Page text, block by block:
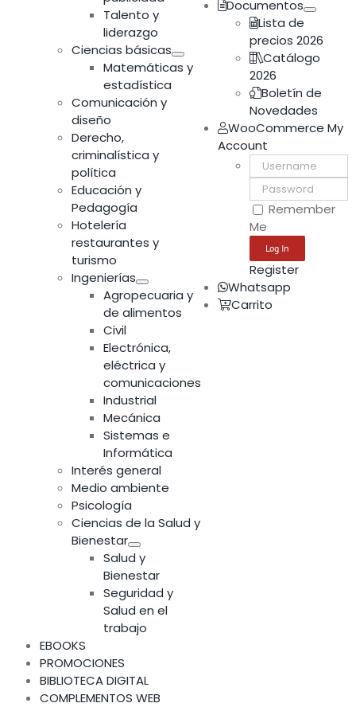
Talento y
liderazgo
Ciencias básicas
Matemáticas y
estadística
Comunicación y
diseño
Derecho,
criminalística y
política
Educación y
Pedagogía
Hotelería
restaurantes y
turismo
Ingenierías
Agropecuaria y
de alimentos
Civil
Electrónica,
eléctrica y
comunicaciones
Industrial
Mecánica
Sistemas e
Informática
Interés general
Medio ambiente
Psicología
Ciencias de la Salud y
Bienestar
Salud y
Bienestar
Seguridad y
Salud en el
trabajo
EBOOKS
PROMOCIONES
BIBLIOTECA DIGITAL
COMPLEMENTOS WEB
Documentos
Lista de
precios 2026
Catálogo
2026
Boletín de
Novedades
WooCommerce My
Account
Username:
Password:
Remember
Me
Register
Whatsapp
Carrito